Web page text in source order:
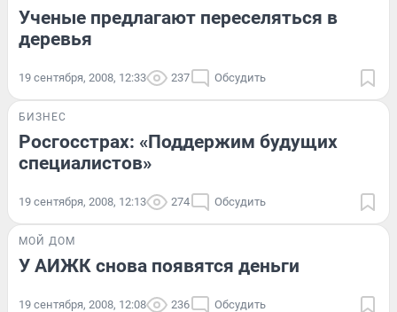
Ученые предлагают переселяться в
деревья
19 сентября, 2008, 12:33 237 Обсудить
БИЗНЕС
Росгосстрах: «Поддержим будущих
специалистов»
19 сентября, 2008, 12:13 274 Обсудить
МОЙ ДОМ
У АИЖК снова появятся деньги
19 сентября, 2008, 12:08 236 Обсудить